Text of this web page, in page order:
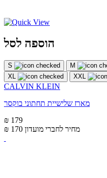
הוספה לסל
S M
XL
XXL
CALVIN KLEIN
מארז שלישיית תחתוני בוקסר
₪ 179
₪ 170 מחיר לחברי מועדון